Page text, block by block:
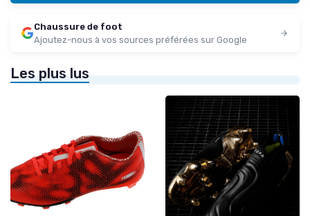
Chaussure de foot
Ajoutez-nous à vos sources préférées sur Google
Les plus lus